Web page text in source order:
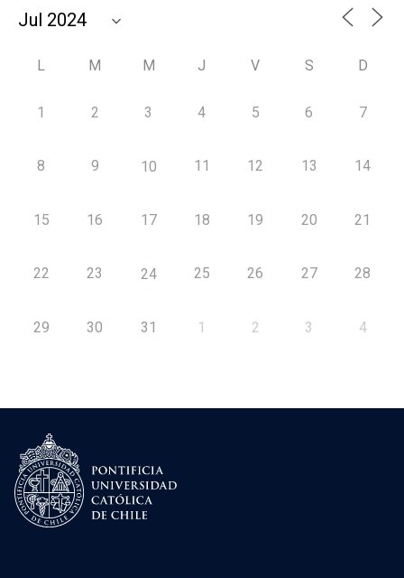
L M M J V S D
1 2 3 4 5 6 7
8 9 10 11 12 13 14
15 16 17 18 19 20 21
22 23 24 25 26 27 28
29 30 31 1 2 3 4